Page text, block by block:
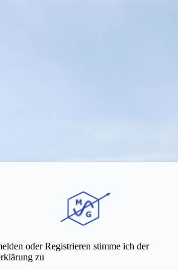
oder Registrieren stimme ich der
zu